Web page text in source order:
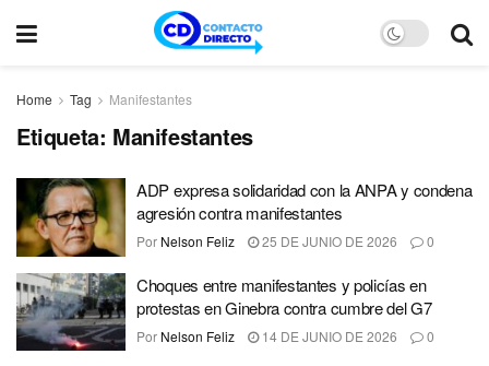
Home Tag Manifestantes
Etiqueta: Manifestantes
ADP expresa solidaridad con la ANPA y condena
agresión contra manifestantes
Por Nelson Feliz 25 DE JUNIO DE 2026 0
Choques entre manifestantes y policías en
protestas en Ginebra contra cumbre del G7
Por Nelson Feliz 14 DE JUNIO DE 2026 0